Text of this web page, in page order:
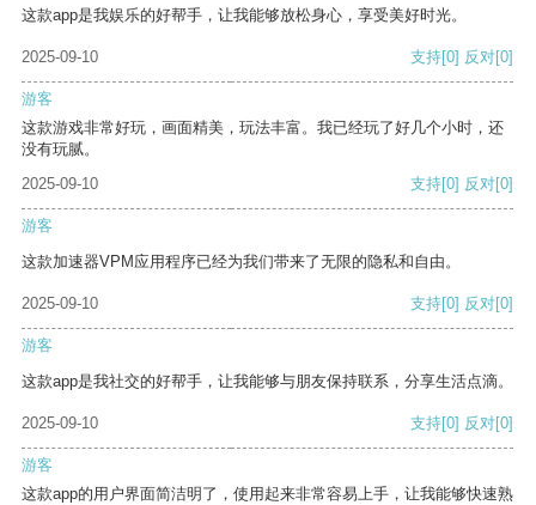
这款app是我娱乐的好帮手，让我能够放松身心，享受美好时光。
2025-09-10 支持[0] 反对[0]
游客
这款游戏非常好玩，画面精美，玩法丰富。我已经玩了好几个小时，还
没有玩腻。
2025-09-10
支持[0] 反对[0]
游客
这款加速器VPM应用程序已经为我们带来了无限的隐私和自由。
2025-09-10 支持[0] 反对[0]
游客
这款app是我社交的好帮手，让我能够与朋友保持联系，分享生活点滴。
2025-09-10 支持[0] 反对[0]
游客
这款app的用户界面简洁明了，使用起来非常容易上手，让我能够快速熟